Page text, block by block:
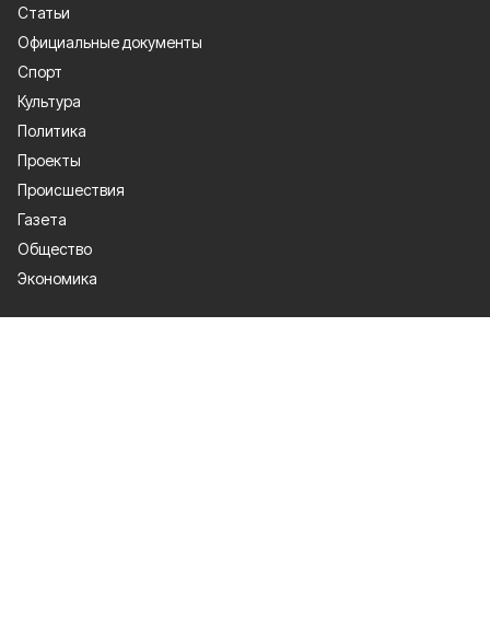
Статьи
Официальные документы
Спорт
Культура
Политика
Проекты
Происшествия
Газета
Общество
Экономика